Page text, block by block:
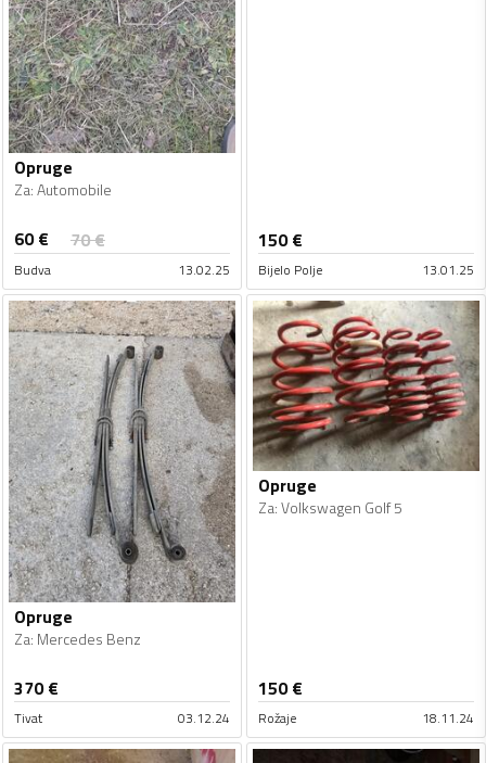
Opruge
Za:Automobile
60€ 70€
Budva 13.02.25
150€
Bijelo Polje 13.01.25
Opruge
Za: Mercedes Benz
370€
Tivat 03.12.24
Opruge
Za:Volkswagen Golf 5
150€
Rožaje 18.11.24